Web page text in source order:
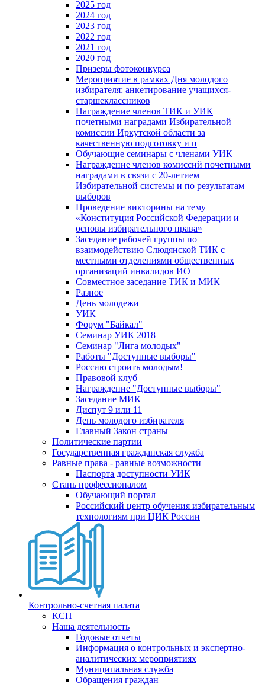
2025 год
2024 год
2023 год
2022 год
2021 год
2020 год
Призеры фотоконкурса
Мероприятие в рамках Дня молодого
избирателя: анкетирование учащихся-
старшеклассников
Награждение членов ТИК и УИК
почетными наградами Избирательной
комиссии Иркутской области за
качественную подготовку и п
Обучающие семинары с членами УИК
Награждение членов комиссий почетными
наградами в связи с 20-летием
Избирательной системы и по результатам
выборов
Проведение викторины на тему
«Конституция Российской Федерации и
основы избирательного права»
Заседание рабочей группы по
взаимодействию Слюдянской ТИК с
местными отделениями общественных
организаций инвалидов ИО
Совместное заседание ТИК и МИК
Разное
День молодежи
УИК
Форум "Байкал"
Семинар УИК 2018
Семинар "Лига молодых"
Работы "Доступные выборы"
Россию строить молодым!
Правовой клуб
Награждение "Доступные выборы"
Заседание МИК
Диспут 9 или 11
День молодого избирателя
Главный Закон страны
Политические партии
Государственная гражданская служба
Равные права - равные возможности
Паспорта доступности УИК
Стань профессионалом
Обучающий портал
Российский центр обучения избирательным
технологиям при ЦИК России
Контрольно-счетная палата
КСП
Наша деятельность
Годовые отчеты
Информация о контрольных и экспертно-
аналитических мероприятиях
Муниципальная служба
Обращения граждан